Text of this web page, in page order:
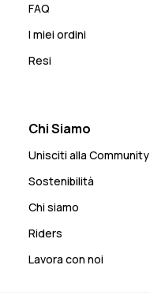
FAQ
I miei ordini
Resi
Chi Siamo
Unisciti alla Community
Sostenibilità
Chi siamo
Riders
Lavora con noi